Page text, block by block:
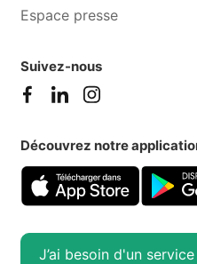
Espace presse
Suivez-nous
Découvrez notre
J’ai besoin d'un service